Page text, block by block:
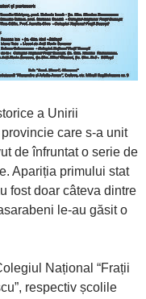
a Unirii
care s-a unit
de înfruntat o serie de
Apariția primului stat
fost doar câteva dintre
le-au găsit o
Național “Frații
respectiv școlile